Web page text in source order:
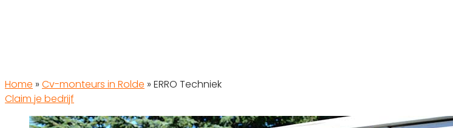
Home » Cv-monteurs in Rolde » ERRO Techniek
Claim je bedrijf